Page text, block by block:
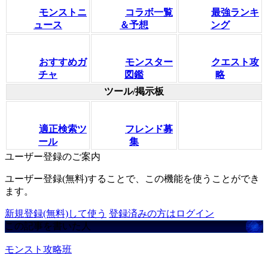
モンストニ
ュース
コラボ一覧
＆予想
最強ランキ
ング
おすすめガ
チャ
モンスター
図鑑
クエスト攻
略
ツール/掲示板
適正検索ツ
ール
フレンド募
集
ユーザー登録のご案内
ユーザー登録(無料)することで、この機能を使うことができ
ます。
新規登録(無料)して使う 登録済みの方はログイン
この記事を書いた人
モンスト攻略班